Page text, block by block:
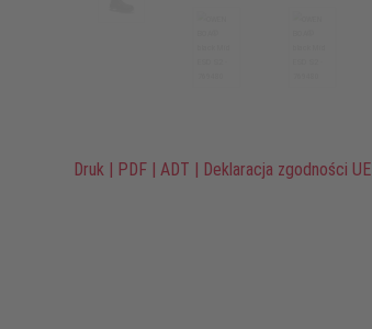
Druk | PDF | ADT | Deklaracja zgodności UE